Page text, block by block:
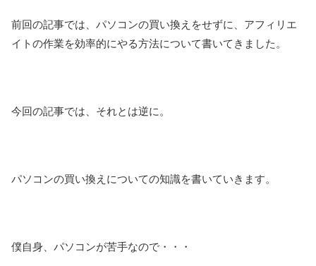
前回の記事では、パソコンの買い換えをせずに、アフィリエ
イトの作業を効率的にやる方法について書いてきました。
今回の記事では、それとは逆に。
パソコンの買い換えについての知識を書いていきます。
僕自身、パソコンが苦手なので・・・